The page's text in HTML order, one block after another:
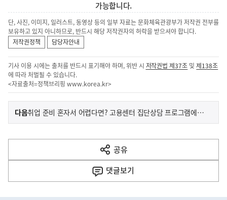
가능합니다.
단, 사진, 이미지, 일러스트, 동영상 등의 일부 자료는 문화체육관광부가 저작권 전부를
보유하고 있지 아니하므로, 반드시 해당 저작권자의 허락을 받으셔야 합니다.
저작권정책
담당자안내
기사 이용 시에는 출처를 반드시 표기해야 하며, 위반 시 저작권법 제37조 및제138조
에 따라 처벌될 수 있습니다.
<자료출처=정책브리핑 www.korea.kr>
이
전
다
음
다음기
사
취업 준비 혼자서 어렵다면? 고용센터 집단상담 프로그램에 참여해 보세요!
공유
열
기
댓글보기